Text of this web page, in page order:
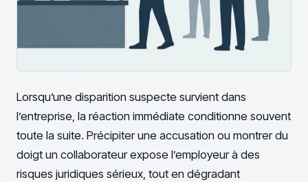
Lorsqu’une disparition suspecte survient dans
l’entreprise, la réaction immédiate conditionne souvent
toute la suite. Précipiter une accusation ou montrer du
doigt un collaborateur expose l’employeur à des
risques juridiques sérieux, tout en dégradant